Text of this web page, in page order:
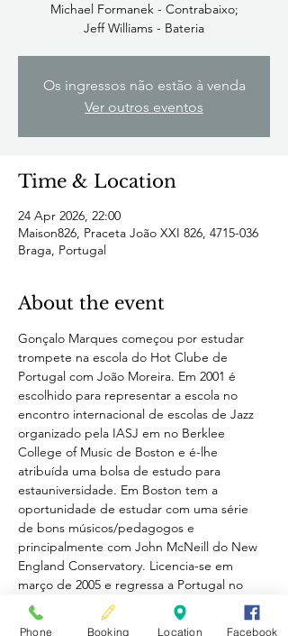
Michael Formanek - Contrabaixo;
Jeff Williams - Bateria
Os ingressos não estão à venda
Ver outros eventos
Time & Location
24 Apr 2026, 22:00
Maison826, Praceta João XXI 826, 4715-036
Braga, Portugal
About the event
Gonçalo Marques começou por estudar
trompete na escola do Hot Clube de
Portugal com João Moreira. Em 2001 é
escolhido para representar a escola no
encontro internacional de escolas de Jazz
organizado pela IASJ em no Berklee
College of Music de Boston e é-lhe
atribuída uma bolsa de estudo para
estauniversidade. Em Boston tem a
oportunidade de estudar com uma série
de bons músicos/pedagogos e
principalmente com John McNeill do New
England Conservatory. Licencia-se em
março de 2005 e regressa a Portugal no
final desse ano.
Phone Booking Location Facebook